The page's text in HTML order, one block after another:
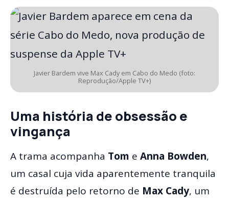
Javier Bardem vive Max Cady em Cabo do Medo (foto:
Reprodução/Apple TV+)
Uma história de obsessão e
vingança
A trama acompanha Tom e Anna Bowden,
um casal cuja vida aparentemente tranquila
é destruída pelo retorno de Max Cady, um